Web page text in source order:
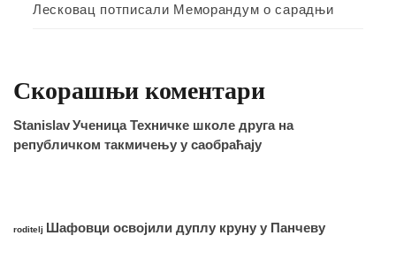
Лесковац потписали Меморандум о сарадњи
Скорашњи коментари
StanislavУченица Техничке школе друга на
републичком такмичењу у саобраћају
roditelj Шафовци освојили дуплу круну у Панчеву